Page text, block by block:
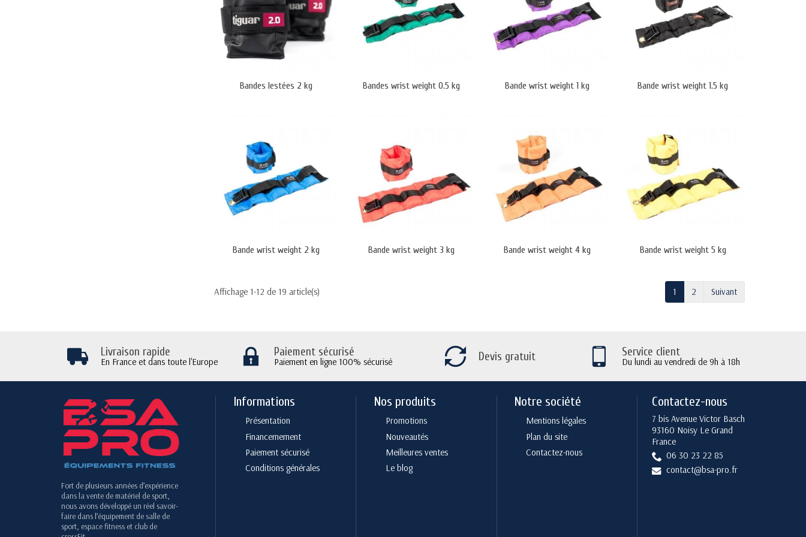
Bandes lestées 2 kg Bandes wrist weight 0.5 kg Bande wrist weight 1 kg Bande wrist weight 1.5 kg
Bande wrist weight 2 kg Bande wrist weight 3 kg Bande wrist weight 4 kg Bande wrist weight 5 kg
Affichage 1-12 de 19 article(s) 1 2 Suivant
Livraison rapide
En France et dans toute l'Europe
Paiement sécurisé
Paiement en ligne 100% sécurisé Devis gratuit Service client
Du lundi au vendredi de 9h à 18h
Fort de plusieurs années d’expérience
dans la vente de matériel de sport,
nous avons développé un réel savoir-
faire dans l’équipement de salle de
sport, espace fitness et club de
Informations
Présentation
Financemement
Paiement sécurisé
Conditions générales
Nos produits
Promotions
Nouveautés
Meilleures ventes
Le blog
Notre société
Mentions légales
Plan du site
Contactez-nous
Contactez-nous
7 bis Avenue Victor Basch
93160 Noisy Le Grand
France
06 30 23 22 85
contact@bsa-pro.fr